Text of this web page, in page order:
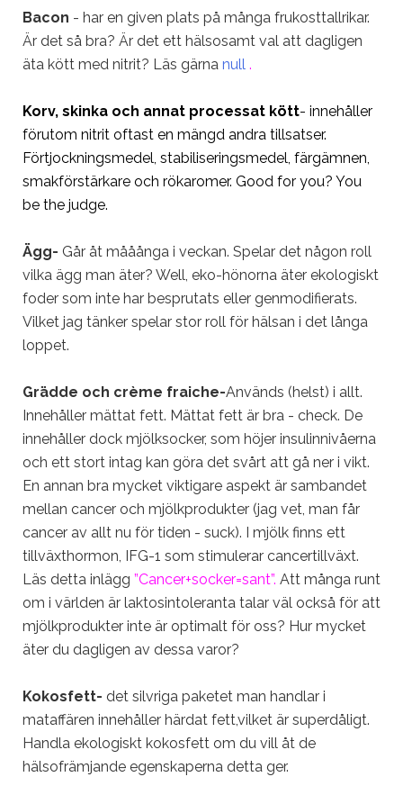
Bacon - har en given plats på många frukosttallrikar.
Är det så bra? Är det ett hälsosamt val att dagligen
äta kött med nitrit? Läs gärna null .
Korv, skinka och annat processat kött- innehåller
förutom nitrit oftast en mängd andra tillsatser.
Förtjockningsmedel, stabiliseringsmedel, färgämnen,
smakförstärkare och rökaromer. Good for you? You
be the judge.
Ägg- Går åt mååånga i veckan. Spelar det någon roll
vilka ägg man äter? Well, eko-hönorna äter ekologiskt
foder som inte har besprutats eller genmodifierats.
Vilket jag tänker spelar stor roll för hälsan i det långa
loppet.
Grädde och crème fraiche-Används (helst) i allt.
Innehåller mättat fett. Mättat fett är bra - check. De
innehåller dock mjölksocker, som höjer insulinnivåerna
och ett stort intag kan göra det svårt att gå ner i vikt.
En annan bra mycket viktigare aspekt är sambandet
mellan cancer och mjölkprodukter (jag vet, man får
cancer av allt nu för tiden - suck). I mjölk finns ett
tillväxthormon, IFG-1 som stimulerar cancertillväxt.
Läs detta inlägg ”Cancer+socker=sant”. Att många runt
om i världen är laktosintoleranta talar väl också för att
mjölkprodukter inte är optimalt för oss? Hur mycket
äter du dagligen av dessa varor?
Kokosfett- det silvriga paketet man handlar i
mataffären innehåller härdat fett,vilket är superdåligt.
Handla ekologiskt kokosfett om du vill åt de
hälsofrämjande egenskaperna detta ger.